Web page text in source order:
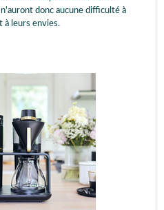
donc aucune difficulté à
à leurs envies.